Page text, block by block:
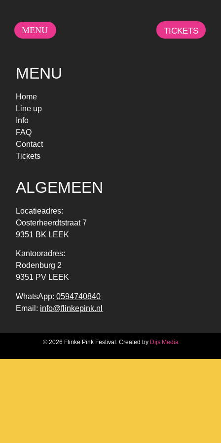
MENU TICKETS
MENU
Home
Line up
Info
FAQ
Contact
Tickets
ALGEMEEN
Locatieadres:
Oosterheerdtstraat 7
9351 BK LEEK
Kantooradres:
Rodenburg 2
9351 PV LEEK
WhatsApp:0594740840
Email: info@flinkepink.nl
© 2026 Flinke Pink Festival. Created by Dijs Media